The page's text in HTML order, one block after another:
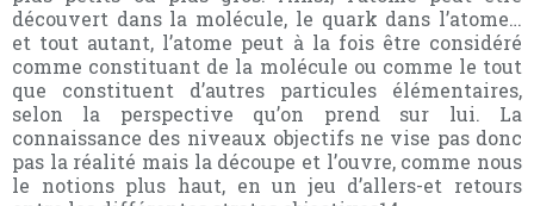
découvert dans la molécule, le quark dans l’atome…
et tout autant, l’atome peut à la fois être considéré
comme constituant de la molécule ou comme le tout
que constituent d’autres particules élémentaires,
selon la perspective qu’on prend sur lui. La
connaissance des niveaux objectifs ne vise pas donc
pas la réalité mais la découpe et l’ouvre, comme nous
le notions plus haut, en un jeu d’allers-et retours